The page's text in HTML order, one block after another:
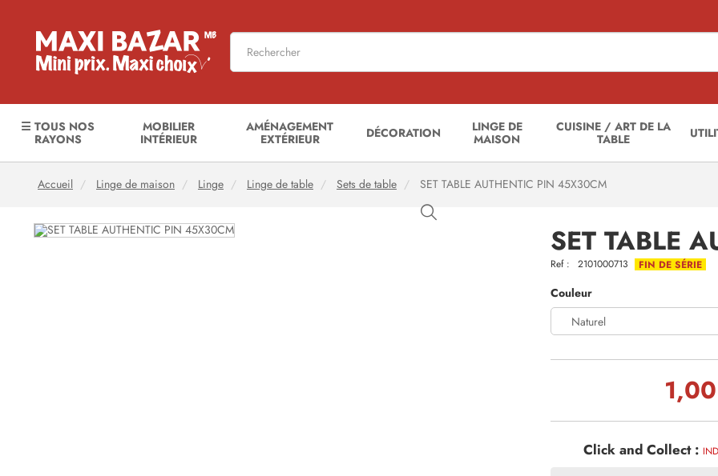
☰ TOUS NOS
RAYONS
MOBILIER
INTÉRIEUR
AMÉNAGEMENT
EXTÉRIEUR
DÉCORATION
LINGE DE
MAISON
CUISINE / ART DE LA
TABLE
Accueil Linge de maison Linge Linge de table Sets de table SET TABLE AUTHENTIC PIN 45X30CM
SET TABLE
Ref : 2101000713 FIN DE SÉRIE
Couleur
Naturel
Click and Collect :